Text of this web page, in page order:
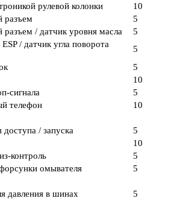
рулевой колонки
10
разъем
5
разъем / датчик уровня масла
5
/ датчик угла поворота
5
5
10
сигнала
5
телефон
10
/ запуска
5
10
контроль
5
омывателя
5
давления в шинах
5